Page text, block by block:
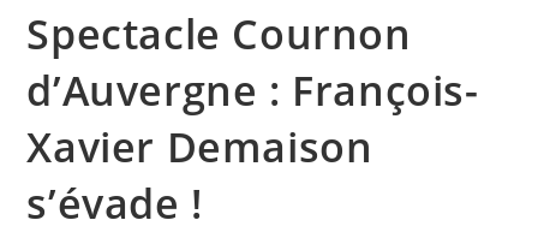
Spectacle Cournon
d’Auvergne : François-
Xavier Demaison
s’évade !